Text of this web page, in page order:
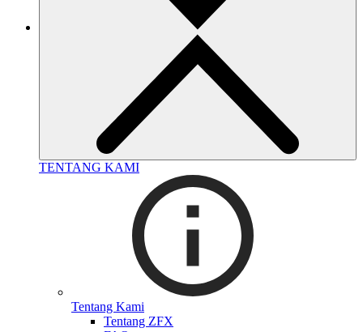
TENTANG KAMI
Tentang Kami
Tentang ZFX